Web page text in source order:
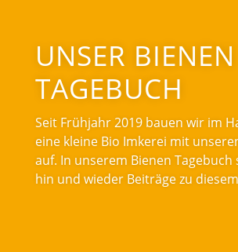
UNSER BIENEN
TAGEBUCH
Seit Frühjahr 2019 bauen wir im
eine kleine Bio Imkerei mit
auf. In unserem Bienen
hin und wieder Beiträge zu